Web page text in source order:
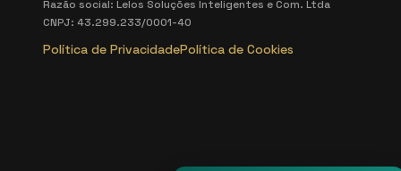
Razão social: Lelos Soluções Inteligentes e Com. Ltda
CNPJ: 43.299.233/0001-40
Política de PrivacidadePolítica de Cookies